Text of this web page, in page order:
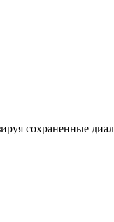
сохраненные